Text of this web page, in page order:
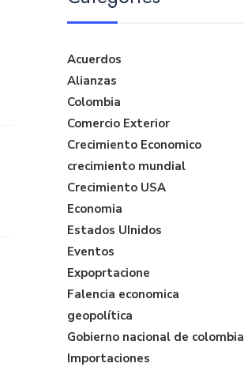
Acuerdos
Alianzas
Colombia
Comercio Exterior
Crecimiento Economico
crecimiento mundial
Crecimiento USA
Economia
Estados UInidos
Eventos
Expoprtacione
Falencia economica
geopolítica
Gobierno nacional de colombia
Importaciones